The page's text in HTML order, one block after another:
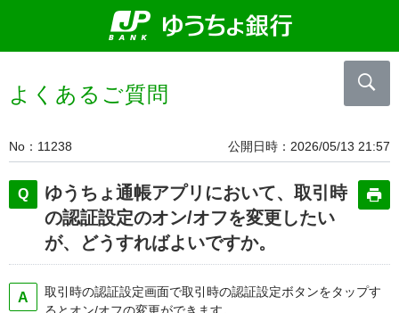
よくあるご質問
No 11238 公開日時 2026/05/13 21:57
ゆうちょ通帳アプリにおいて、取引時
の認証設定のオン/オフを変更したい
が、どうすればよいですか。
取引時の認証設定画面で取引時の認証設定ボタンをタップす